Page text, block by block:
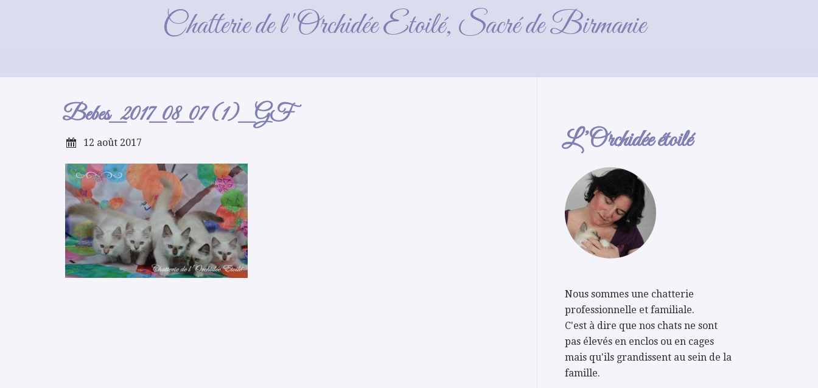
Chatterie de l'Orchidée Etoilé, Sacré de Birmanie
Bebes_2017_08_07 (1)_GF
Bebes_2017_08_07 (1)_GF
12 août 2017 L’Orchidée étoilé
Nous sommes une chatterie
professionnelle et familiale.
C'est à dire que nos chats ne sont
pas élevés en enclos ou en cages
mais qu'ils grandissent au sein de la
famille.